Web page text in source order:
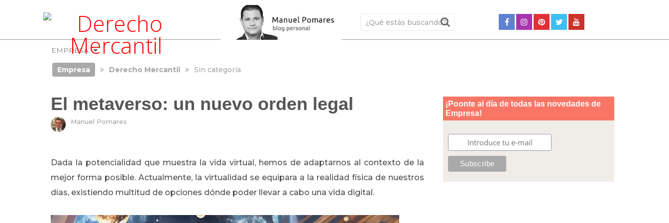
EMPRESA
Empresa Derecho Mercantil Sin categoría
El metaverso: un nuevo orden legal
Manuel Pomares
Dada la potencialidad que muestra la vida virtual, hemos de adaptarnos al contexto de la
mejor forma posible. Actualmente, la virtualidad se equipara a la realidad física de nuestros
días, existiendo multitud de opciones dónde poder llevar a cabo una vida digital.